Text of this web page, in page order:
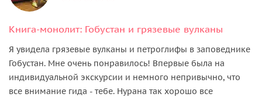
Книга-монолит: Гобустан и грязевые вулканы
Я увидела грязевые вулканы и петроглифы в заповеднике
Гобустан. Мне очень понравилось! Впервые была на
индивидуальной экскурсии и немного непривычно, что
все внимание гида - тебе. Нурана так хорошо все